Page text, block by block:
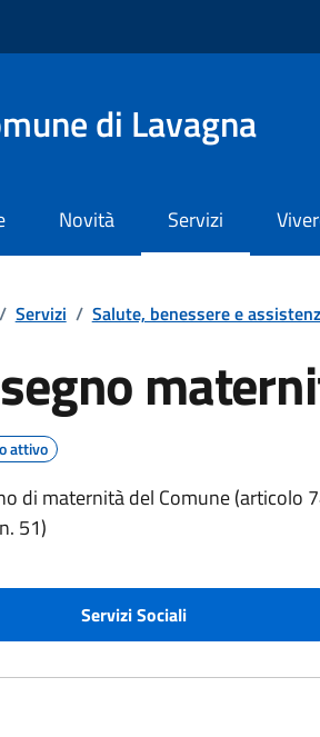
di Lavagna
Novità Servizi
/ Servizi / Salute, benessere e
attivo
di maternità del Comune (articolo
51)
Servizi Sociali